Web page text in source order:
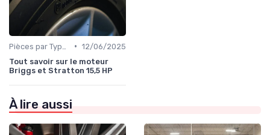
• 12/06/2025
Tout savoir sur le moteur
Briggs et Stratton 15,5 HP
À lire aussi